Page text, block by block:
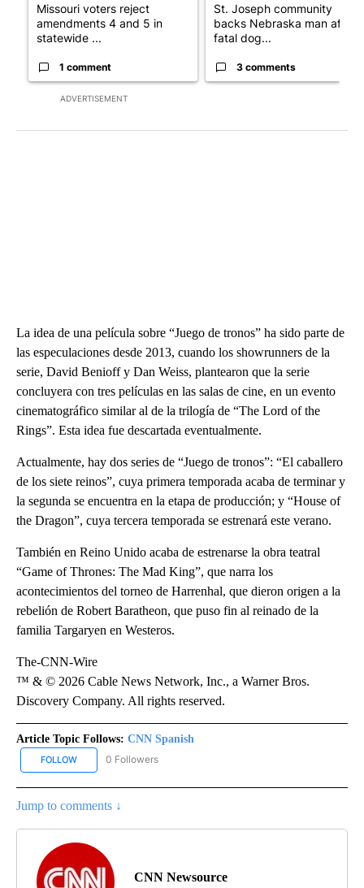
ADVERTISEMENT
Missouri voters reject
amendments 4 and 5 in
statewide ...
1 comment
St. Joseph community
backs Nebraska man after
fatal dog...
3 comments
La idea de una película sobre “Juego de tronos” ha sido parte de
las especulaciones desde 2013, cuando los showrunners de la
serie, David Benioff y Dan Weiss, plantearon que la serie
concluyera con tres películas en las salas de cine, en un evento
cinematográfico similar al de la trilogía de “The Lord of the
Rings”. Esta idea fue descartada eventualmente.
Actualmente, hay dos series de “Juego de tronos”: “El caballero
de los siete reinos”, cuya primera temporada acaba de terminar y
la segunda se encuentra en la etapa de producción; y “House of
the Dragon”, cuya tercera temporada se estrenará este verano.
También en Reino Unido acaba de estrenarse la obra teatral
“Game of Thrones: The Mad King”, que narra los
acontecimientos del torneo de Harrenhal, que dieron origen a la
rebelión de Robert Baratheon, que puso fin al reinado de la
familia Targaryen en Westeros.
The-CNN-Wire
™ & © 2026 Cable News Network, Inc., a Warner Bros.
Discovery Company. All rights reserved.
Article Topic Follows: CNN Spanish
FOLLOW FOLLOW "CNN SPANISH" TO RECEIVE NOTIFICATIONS ABOUT
0 Followers
Jump to comments ↓
CNN Newsource